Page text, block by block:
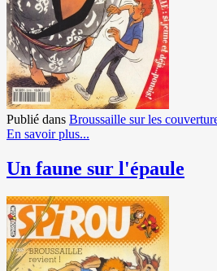
Publié dans Broussaille sur les
En savoir plus...
Un faune sur l'épaule